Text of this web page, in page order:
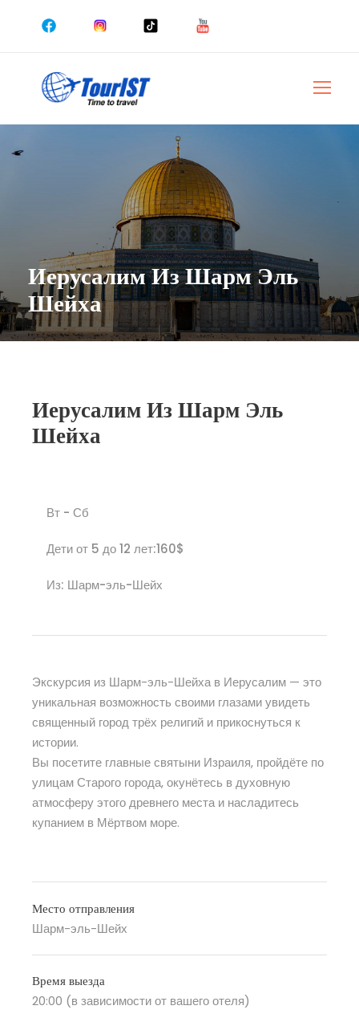
Иерусалим Из Шарм Эль
Шейха
Иерусалим Из Шарм Эль
Шейха
Вт - Сб
Дети от 5 до 12 лет:160$
Из: Шарм-эль-Шейх
Экскурсия из Шарм-эль-Шейха в Иерусалим — это
уникальная возможность своими глазами увидеть
священный город трёх религий и прикоснуться к
истории.
Вы посетите главные святыни Израиля, пройдёте по
улицам Старого города, окунётесь в духовную
атмосферу этого древнего места и насладитесь
купанием в Мёртвом море.
Место отправления
Шарм-эль-Шейх
Время выезда
20:00 (в зависимости от вашего отеля)